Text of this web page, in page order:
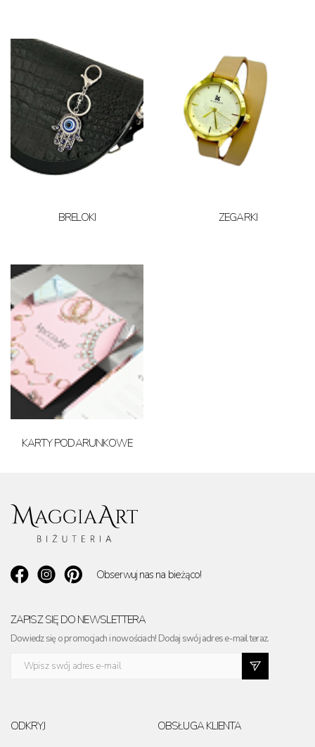
BRELOKI ZEGARKI
KARTY PODARUNKOWE
Obserwuj nas na bieżąco!
ZAPISZ SIĘ DO NEWSLETTERA
Dowiedz się o promocjach i nowościach! Dodaj swój adres e-mail teraz.
ODKRYJ OBSŁUGA KLIENTA